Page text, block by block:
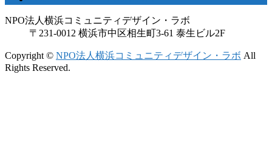
NPO法人横浜コミュニティデザイン・ラボ
〒231-0012 横浜市中区相生町3-61 泰生ビル2F
Copyright © NPO法人横浜コミュニティデザイン・ラボ All
Rights Reserved.